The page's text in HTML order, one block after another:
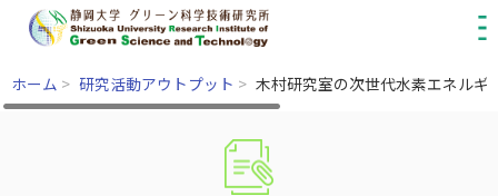
ホーム > 研究活動アウトプット > 木村研究室の次世代水素エネル